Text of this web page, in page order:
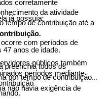
corretamente
da atividade
tempo de contribuição até a
com períodos de
públicos também
períodos mediante
já possuía:
47 anos de idade.
preenchia todos os
por tempo de contribuição
não havia exigência de